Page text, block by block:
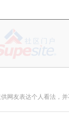
供网友表达个人看法，